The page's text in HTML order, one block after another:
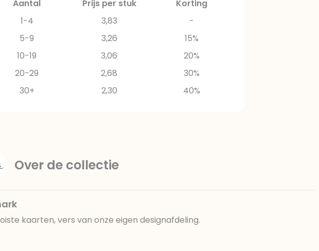
Aantal Prijs per stuk
Korting
1-4
3,83
-
5-9
3,26
15%
10-19
3,06
20%
20-29
2,68
30%
30+
2,30 40%
Over de collectie
kaarten, vers van onze eigen designafdeling.